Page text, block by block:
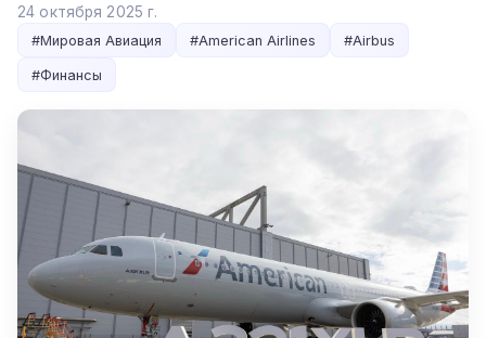
24 октября 2025 г.
#Мировая Авиация #American Airlines #Airbus
#Финансы